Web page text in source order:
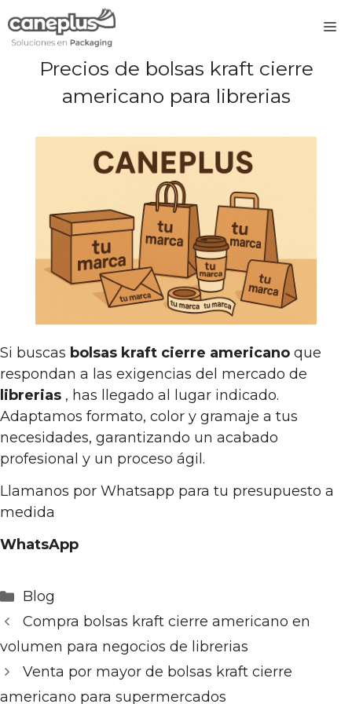
al
Precios de bolsas kraft cierre
americano para librerias
Si buscas bolsas kraft cierre americano que
respondan a las exigencias del mercado de
librerias , has llegado al lugar indicado.
Adaptamos formato, color y gramaje a tus
necesidades, garantizando un acabado
profesional y un proceso ágil.
Llamanos por Whatsapp para tu presupuesto a
medida
WhatsApp
Categorías
Blog
Compra bolsas kraft cierre americano en
volumen para negocios de librerias
Venta por mayor de bolsas kraft cierre
americano para supermercados